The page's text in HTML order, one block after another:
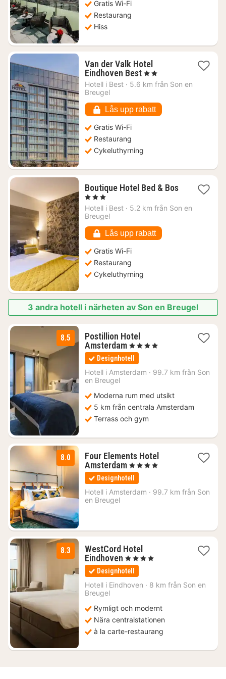
Gratis Wi-Fi
Restaurang
Hiss
Van der Valk Hotel
Eindhoven Best1
natt
kr.
, 2 Stjärnor
Hotell i Best · 5.6 km från Son en
Breugel
Lås upp rabatt
Gratis Wi-Fi
Restaurang
Cykeluthyrning
Boutique Hotel Bed & Bos
1
natt
från
1148
kr.
, 3 Stjärnor
Hotell i Best · 5.2 km från Son en
Breugel
Lås upp rabatt
Gratis Wi-Fi
Restaurang
Cykeluthyrning
3 andra hotell i närheten av Son en Breugel
8.5
Postillion Hotel
Amsterdam1
natt
från
1221
, 4 Stjärnor
Designhotell
Hotell i Amsterdam · 99.7 km från Son
en Breugel
Moderna rum med utsikt
5 km från centrala Amsterdam
Terrass och gym
8.0
Four Elements Hotel
Amsterdam1
natt
från
1055
, 4 Stjärnor
Designhotell
Hotell i Amsterdam · 99.7 km från Son
en Breugel
8.3
WestCord Hotel
Eindhoven 1
natt
från
1328
, 4 Stjärnor
Designhotell
Hotell i Eindhoven · 8 km från Son en
Breugel
Rymligt och modernt
Nära centralstationen
à la carte-restaurang